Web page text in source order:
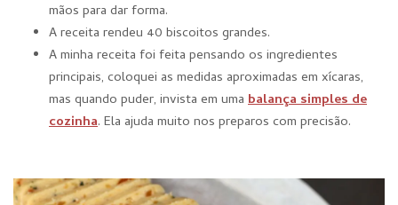
mãos para dar forma.
A receita rendeu 40 biscoitos grandes.
A minha receita foi feita pensando os ingredientes
principais, coloquei as medidas aproximadas em xícaras,
mas quando puder, invista em uma balança simples de
cozinha. Ela ajuda muito nos preparos com precisão.